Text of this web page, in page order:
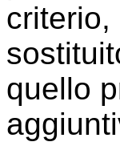
criterio,
quello